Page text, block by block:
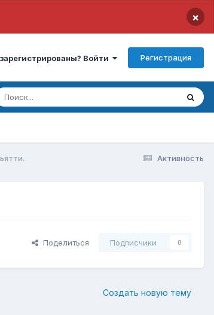
×
Войти Регистрация
Активность
Поделиться Подписчики 0
Создать новую тему